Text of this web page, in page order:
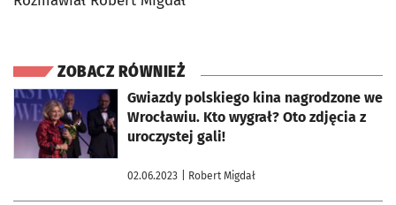
ZOBACZ RÓWNIEŻ
Gwiazdy polskiego kina nagrodzone we
Wrocławiu. Kto wygrał? Oto zdjęcia z
uroczystej gali!
02.06.2023 | Robert Migdał
otworzy się w nowej karcie